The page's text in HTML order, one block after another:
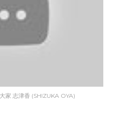
家 志津香 (SHIZUKA OYA)